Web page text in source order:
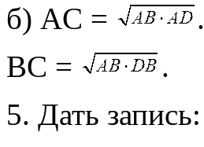
б) AC =
.
BC =
.
5. Дать запись: